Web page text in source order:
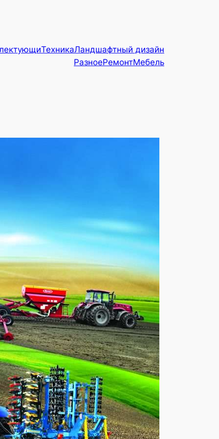
ТехникаЛандшафтный дизайн
РазноеРемонтМебель